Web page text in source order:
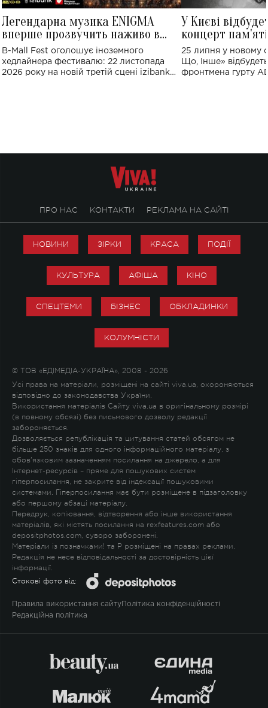
Легендарна музика ENIGMA
вперше прозвучить наживо в
Україні: де відбудеться концерт
B-Mall Fest оголошує іноземного
хедлайнера фестивалю: 22 листопада
2026 року на новій третій сцені izibank
У Києві
концерт
Клименка:
виконають
25 липня у новому
Що, Інше»
фронтмена гурту
ПРО НАС КОНТАКТИ РЕКЛАМА НА САЙТІ
НОВИНИ ЗІРКИ КРАСА ПОДІЇ
КУЛЬТУРА АФІША КІНО
СПЕЦТЕМИ БІЗНЕС ОБКЛАДИНКИ
КОЛУМНІСТИ
© ТОВ «ЕДІМЕДІА-УКРАЇНА», 2008 - 2026
Усі права на матеріали, розміщені на сайті viva.ua, охороняються
відповідно до законодавства України.
Використання матеріалів Сайту viva.ua в оригінальному розмірі
(в повному обсязі) без письмового дозволу редакції
забороняється.
Дозволяється републікація та цитування статей обсягом не
більше 250 знаків для одного інформаційного матеріалу, з
обов'язковим зазначенням посилання на джерело, а для
Інтернет-ресурсів – пряме для пошукових систем
гіперпосилання, не закрите від індексації пошуковими
системами. Гіперпосилання має бути розміщене в підзаголовку
або першому абзаці матеріалу.
Передрук, копіювання, відтворення або інше використання
матеріалів, які містять посилання на rexfeatures.com або
depositphotos.com, суворо заборонені.
Матеріали із позначками! та P розміщені на правах реклами.
Редакція не несе відповідальності за достовірність цієї
інформації.
Стокові фото від:
Правила використання сайту Політика конфіденційності
Редакційна політика